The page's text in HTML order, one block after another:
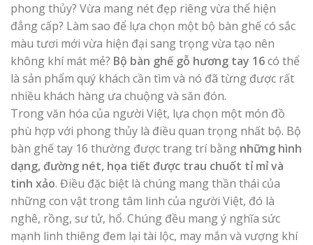
phong thủy? Vừa mang nét đẹp riêng vừa thể hiện
đẳng cấp? Làm sao để lựa chọn một bộ bàn ghế có sắc
màu tươi mới vừa hiện đại sang trọng vừa tạo nên
không khí mát mẻ? Bộ bàn ghế gỗ hương tay 16có thể
là sản phẩm quý khách cần tìm và nó đã từng được rất
nhiều khách hàng ưa chuộng và săn đón.
Trong văn hóa của người Việt, lựa chọn một món đồ
phù hợp với phong thủy là điều quan trọng nhất bộ. Bộ
bàn ghế tay 16 thường được trang trí bằng những hình
dạng, đường nét, họa tiết được trau chuốt tỉ mỉ và
tinh xảo. Điều đặc biệt là chúng mang thần thái của
những con vật trong tâm linh của người Việt, đó là
nghê, rồng, sư tử, hổ. Chúng đều mang ý nghĩa sức
mạnh linh thiêng đem lại tài lộc, may mắn và vượng khí